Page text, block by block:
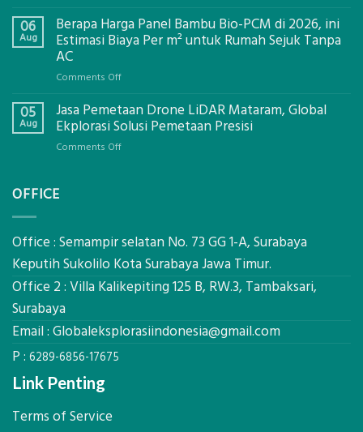
Pemasangan
Bowplank
Ukur
Presisi
untuk
06
Aug
Berapa Harga Panel Bambu Bio-PCM di 2026, ini
Estimasi Biaya Per m² untuk Rumah Sejuk Tanpa
AC
Comments Offon
Harga
Panel
Biaya
Per
untuk
Sejuk
Tanpa
05
Aug
Jasa Pemetaan Drone LiDAR Mataram, Global
Ekplorasi Solusi Pemetaan Presisi
Comments Offon
Global
Solusi
Pemetaan
OFFICE
Office : Semampir selatan No. 73 GG 1-A, Surabaya
Keputih Sukolilo Kota Surabaya Jawa Timur.
Office 2 : Villa Kalikepiting 125 B, RW.3, Tambaksari,
Surabaya
Email : Globaleksplorasiindonesia@gmail.com
P : 6289-6856-17675
Link Penting
Terms of Service